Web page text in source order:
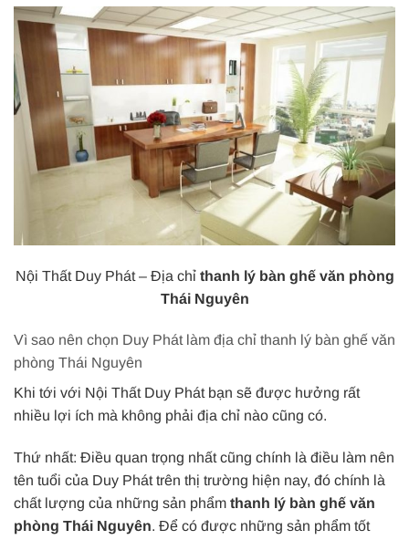
Nội Thất Duy Phát – Địa chỉ thanh lý bàn ghế văn phòng
Thái Nguyên
Vì sao nên chọn Duy Phát làm địa chỉ thanh lý bàn ghế văn
phòng Thái Nguyên
Khi tới với Nội Thất Duy Phát bạn sẽ được hưởng rất
nhiều lợi ích mà không phải địa chỉ nào cũng có.
Thứ nhất: Điều quan trọng nhất cũng chính là điều làm nên
tên tuổi của Duy Phát trên thị trường hiện nay, đó chính là
chất lượng của những sản phẩm thanh lý bàn ghế văn
phòng Thái Nguyên. Để có được những sản phẩm tốt